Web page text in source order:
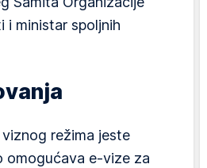
i ministar spoljnih
režima jeste
omogućava e-vize za